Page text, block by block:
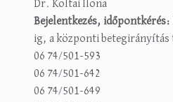
Dr. Koltai Ilona
Bejelentkezés, időpontkérés:
ig, a központi betegirányítás
06 74/501-593
06 74/501-642
06 74/501-649